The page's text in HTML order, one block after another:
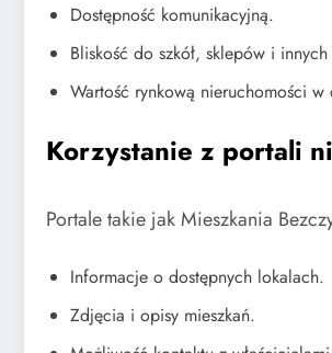
Dostępność komunikacyjną.
Bliskość do szkół, sklepów i
Wartość rynkową nieruchomości
Korzystanie z portali
Portale takie jak Mieszkania
Informacje o dostępnych lokalach.
Zdjęcia i opisy mieszkań.